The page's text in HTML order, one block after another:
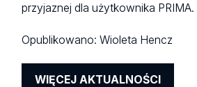
przyjaznej dla użytkownika PRIMA.
Opublikowano:Wioleta Hencz
WIĘCEJ AKTUALNOŚCI